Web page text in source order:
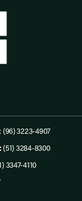
(96) 3223-4907
(51) 3284-8300
3347-4110